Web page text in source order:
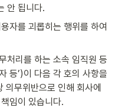
안 됩니다.
자를 괴롭히는 행위를 하여
처리를 하는 소속 임직원 등
등’)이 다음 각 호의 사항을
의무위반으로 인해 회사에
임이 있습니다.